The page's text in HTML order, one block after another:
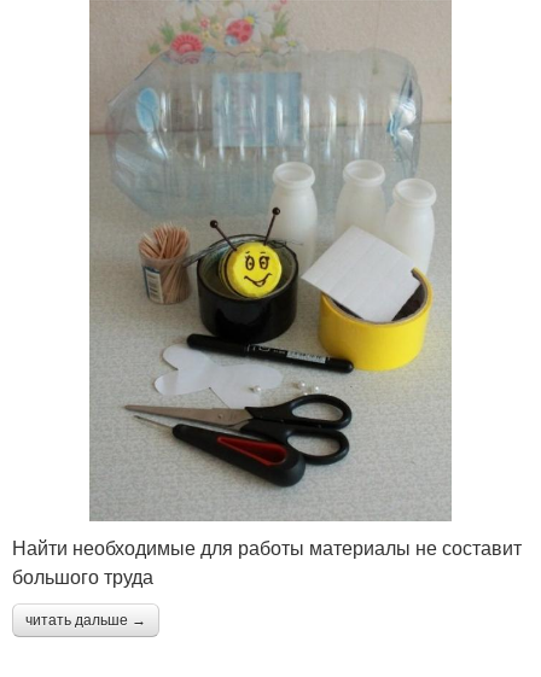
Найти необходимые для работы материалы не составит
большого труда
читать дальше →